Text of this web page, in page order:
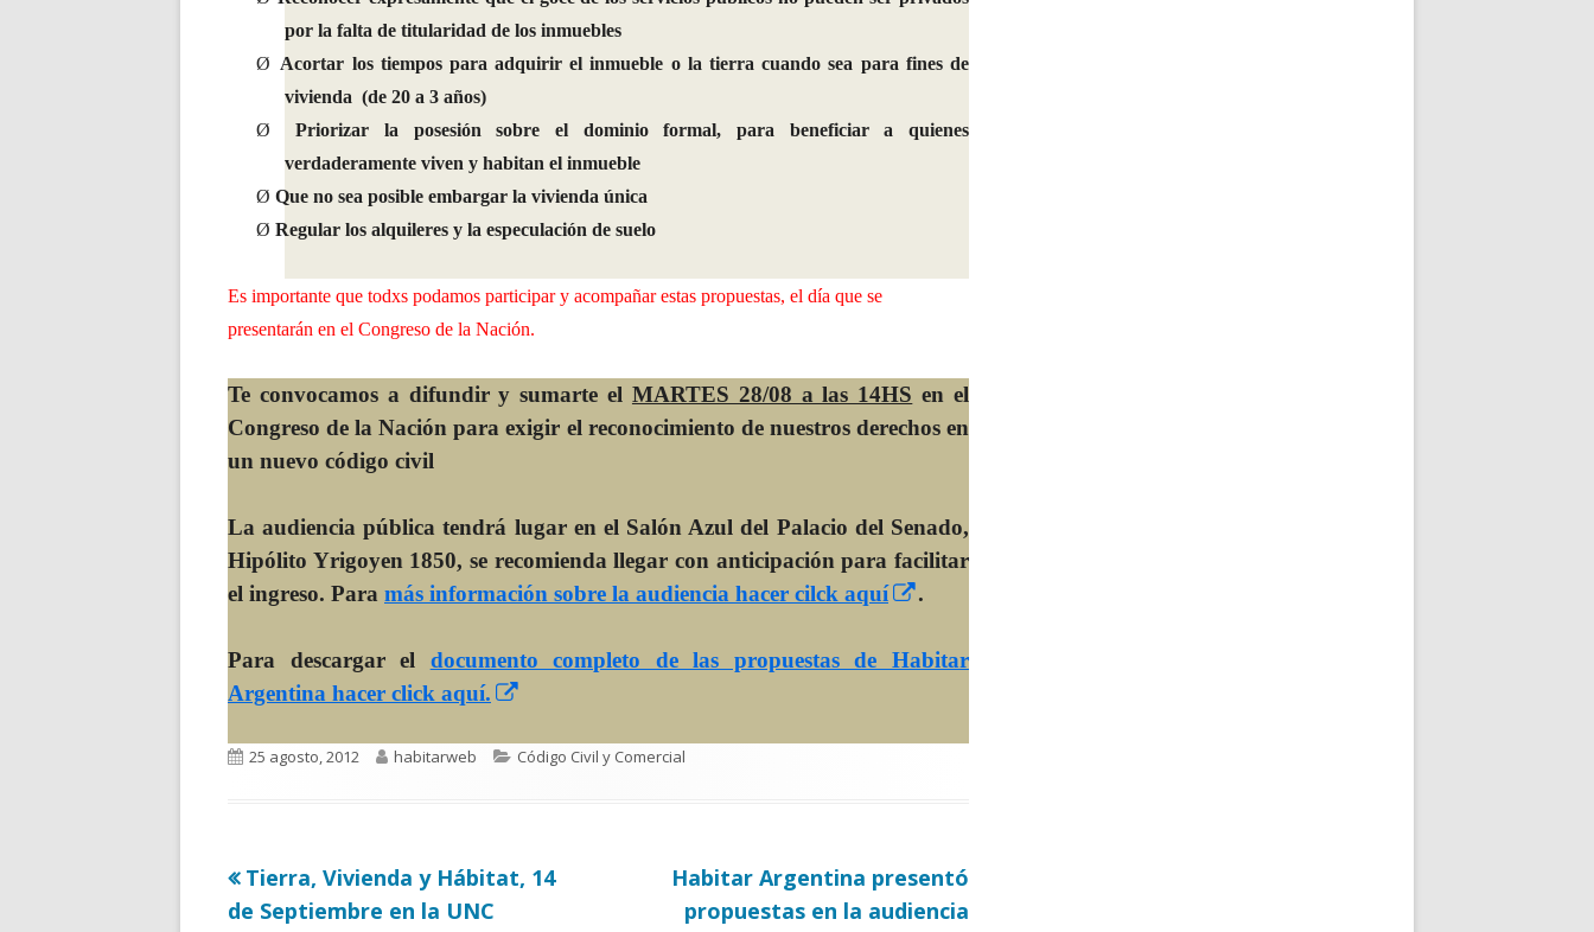
por la falta de titularidad de los inmuebles
Ø Acortar los tiempos para adquirir el inmueble o la tierra cuando sea para fines de
vivienda (de 20 a 3 años)
Ø
Priorizar la posesión sobre el dominio formal,para beneficiar a quienes
verdaderamente viven y habitan el inmueble
Ø Que no sea posible embargar la vivienda única
Ø Regular los alquileres y la especulación de suelo
Es importante que todxs podamos participar y acompañar estas propuestas, el día que se
presentarán en el Congreso de la Nación.
Te convocamos a difundir y sumarte el MARTES 28/08 a las 14HS en el
Congreso de la Nación para exigir el reconocimiento de nuestros derechos en
un nuevo código civil
La audiencia pública tendrá lugar en el Salón Azul del Palacio del Senado,
Hipólito Yrigoyen 1850, se recomienda llegar con anticipación para facilitar
el ingreso. Para más información sobre la audiencia hacer cilck aquí
ventana
.
Para descargar el documento completo de las propuestas de Habitar
Argentina hacer click aquí.
una
ventana
Publicado
25 agosto, 2012 Autor
habitarweb Categorías
Código Civil y Comercial
Navegación
Artículo
anterior
Tierra, Vivienda y Hábitat, 14
de Septiembre en la UNC
Artículo
siguiente
Habitar Argentina presentó
propuestas en la audiencia